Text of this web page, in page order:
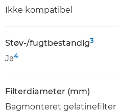
Ikke kompatibel
Støv-/fugtbestandig3
Ja4
Filterdiameter (mm)
Bagmonteret gelatinefilter